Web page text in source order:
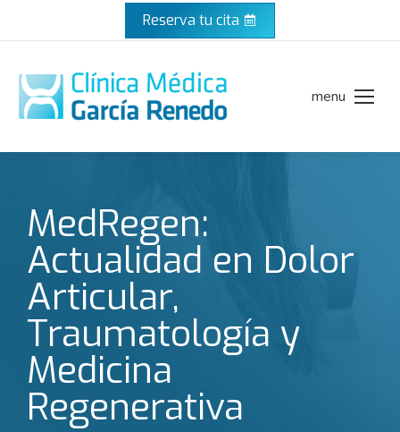
Reserva tu cita
menu
MedRegen:
Actualidad en Dolor
Articular,
Traumatología y
Medicina
Regenerativa